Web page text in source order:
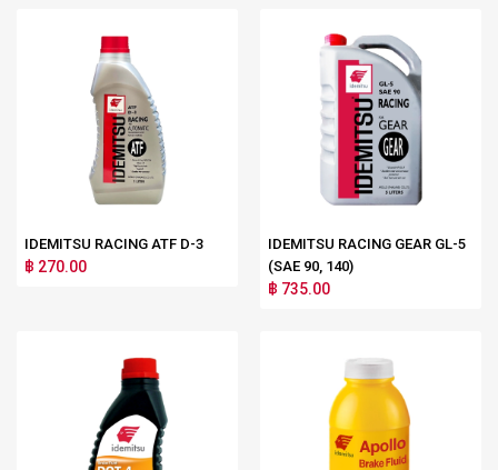
IDEMITSU RACING ATF D-3
฿ 270.00
IDEMITSU RACING GEAR GL-5
(SAE 90, 140)
฿ 735.00